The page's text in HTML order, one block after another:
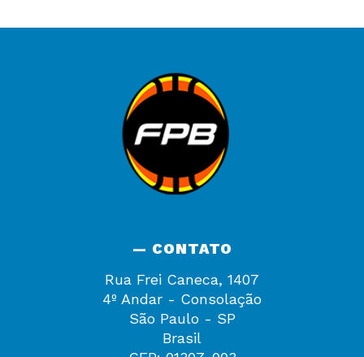
— CONTATO
Rua Frei Caneca, 1407
4º Andar - Consolação
São Paulo - SP
Brasil